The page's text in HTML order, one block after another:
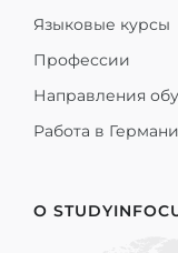
Языковые курсы
Профессии
Направления
Работа в
О